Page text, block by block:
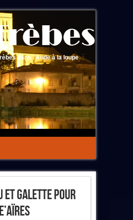
dans l'Aude à la loupe
Galette Pour